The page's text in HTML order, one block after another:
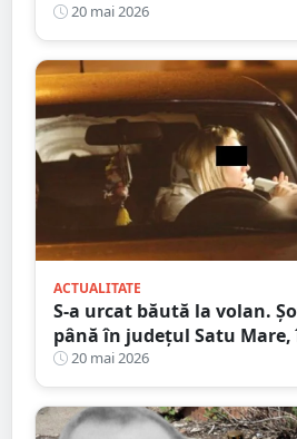
la Satu Mare
20 mai 2026
ACTUALITATE
S-a urcat băută la volan.
până în județul Satu
prinsă de polițiști
20 mai 2026